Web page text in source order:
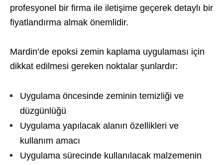
profesyonel bir firma ile iletişime geçerek detaylı bir
fiyatlandırma almak önemlidir.
Mardin’de epoksi zemin kaplama uygulaması için
dikkat edilmesi gereken noktalar şunlardır:
Uygulama öncesinde zeminin temizliği ve
düzgünlüğü
Uygulama yapılacak alanın özellikleri ve
kullanım amacı
Uygulama sürecinde kullanılacak malzemenin